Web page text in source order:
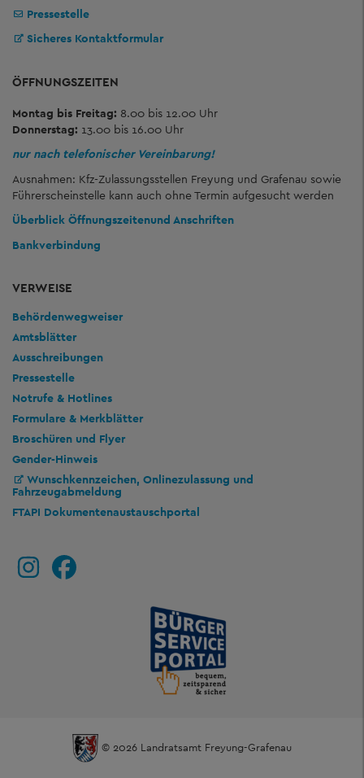
Pressestelle
Sicheres Kontaktformular
ÖFFNUNGSZEITEN
Montag bis Freitag: 8.00 bis 12.00 Uhr
Donnerstag: 13.00 bis 16.00 Uhr
nur nach telefonischer Vereinbarung!
Ausnahmen: Kfz-Zulassungsstellen Freyung und Grafenau sowie
Führerscheinstelle kann auch ohne Termin aufgesucht werden
Überblick Öffnungszeitenund Anschriften
Bankverbindung
VERWEISE
Behördenwegweiser
Amtsblätter
Ausschreibungen
Pressestelle
Notrufe & Hotlines
Formulare & Merkblätter
Broschüren und Flyer
Gender-Hinweis
Wunschkennzeichen, Onlinezulassung und
Fahrzeugabmeldung
FTAPI Dokumentenaustauschportal
© 2026 Landratsamt Freyung-Grafenau